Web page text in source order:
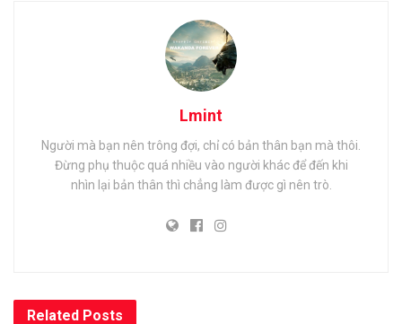
Lmint
Người mà bạn nên trông đợi, chỉ có bản thân bạn mà thôi.
Đừng phụ thuộc quá nhiều vào người khác để đến khi
nhìn lại bản thân thì chẳng làm được gì nên trò.
Related Posts